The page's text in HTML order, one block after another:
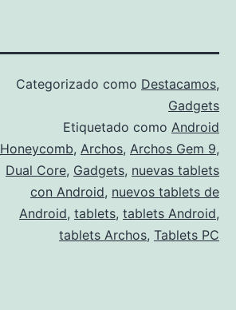
Categorizado como Destacamos,
Gadgets
Etiquetado como Android
Honeycomb, Archos, Archos Gem 9,
Dual Core, Gadgets, nuevas tablets
con Android, nuevos tablets de
Android, tablets, tablets Android,
tablets Archos, Tablets PC